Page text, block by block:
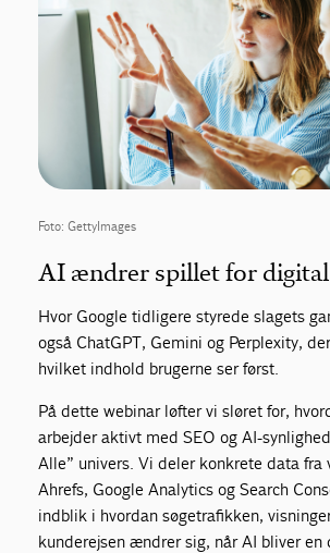
Foto: GettyImages
AI ændrer spillet for
Hvor Google tidligere styrede slagets
også ChatGPT, Gemini og Perplexity,
hvilket indhold brugerne ser først.
På dette webinar løfter vi sløret for,
arbejder aktivt med SEO og AI-
Alle” univers. Vi deler konkrete data fra
Ahrefs, Google Analytics og Search
indblik i hvordan søgetrafikken,
kunderejsen ændrer sig, når AI bliver en